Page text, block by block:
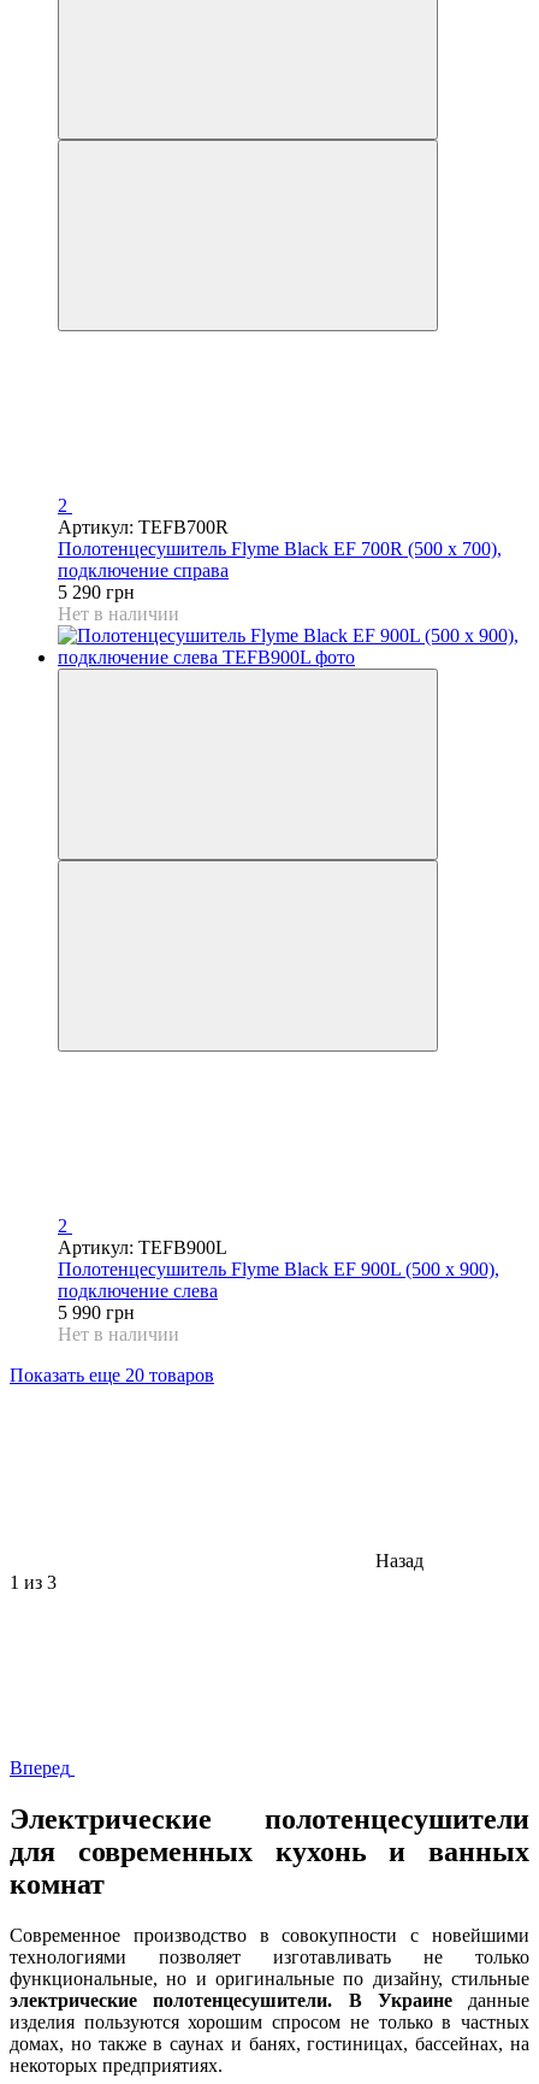
2
Артикул: TEFB700R
Полотенцесушитель Flyme Black EF 700R (500 х 700),
подключение справа
5 290 грн
Нет в наличии
2
Артикул: TEFB900L
Полотенцесушитель Flyme Black EF 900L (500 х 900),
подключение слева
5 990 грн
Нет в наличии
Показать еще 20 товаров
Назад
1 из 3
Вперед
Электрические полотенцесушители
для современных кухонь и ванных
комнат
Современное производство в совокупности с новейшими
технологиями позволяет изготавливать не только
функциональные, но и оригинальные по дизайну, стильные
электрические полотенцесушители. В Украинеданные
изделия пользуются хорошим спросом не только в частных
домах, но также в саунах и банях, гостиницах, бассейнах, на
некоторых предприятиях.